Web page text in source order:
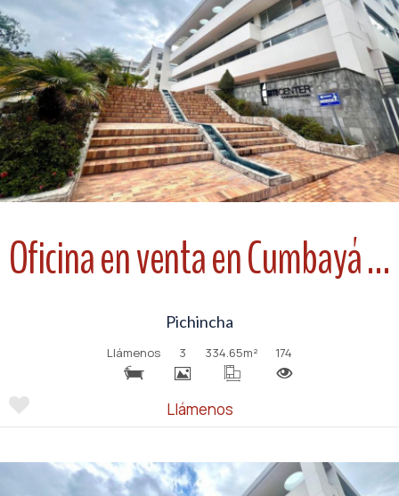
Ver
Oficina en venta en Cumbayá edificio Site Center Piso 2
Pichincha
Llámenos 3 334.65m² 174
Llámenos